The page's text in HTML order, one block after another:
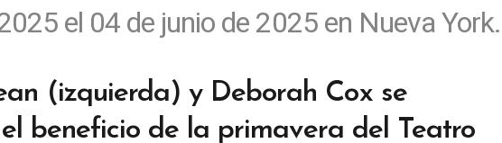
el 04 de junio de 2025 en Nueva York.